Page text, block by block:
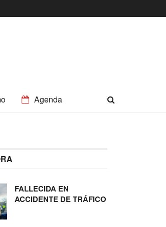
Agenda
FALLECIDA EN
ACCIDENTE DE TRÁFICO